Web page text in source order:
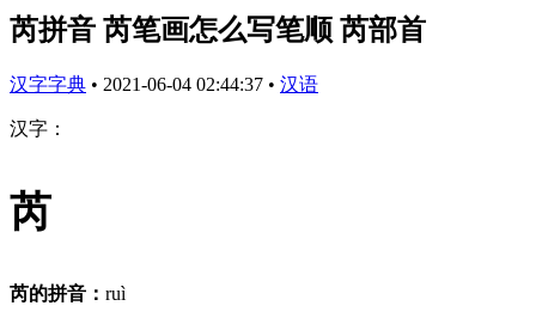
芮拼音 芮笔画怎么写笔顺 芮部首
汉字字典 • 2021-06-04 02:44:37 • 汉语
汉字：
芮
芮的拼音： ruì